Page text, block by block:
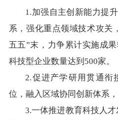
1.加强自主创新能力提
系，强化重点领域技术攻关
五五”末，力争累计实施成
科技型企业数量达到500家。
2.促进产学研用贯通衔
位，融入区域协同创新体系
3.一体推进教育科技人